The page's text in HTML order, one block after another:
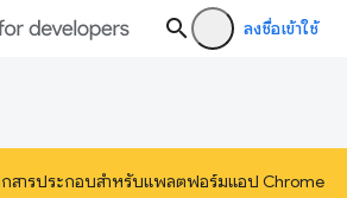
ลงชื่อเข้าใช้
สารประกอบสำหรับแพลตฟอร์มแอป Chrome